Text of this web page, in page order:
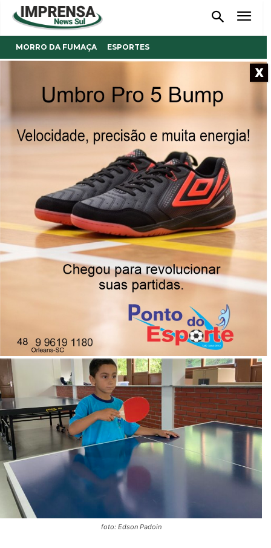
MORRO DA FUMAÇA ESPORTES
Morro da Fumaça promove
Festival de Tênis de Mesa
neste domingo
Evento acontece no Espaço Integrado, com inscrições
abertas para alunos do Projeto Em Movimento e
demais moradores do município
26/06/2026
foto: Edson Padoin
X